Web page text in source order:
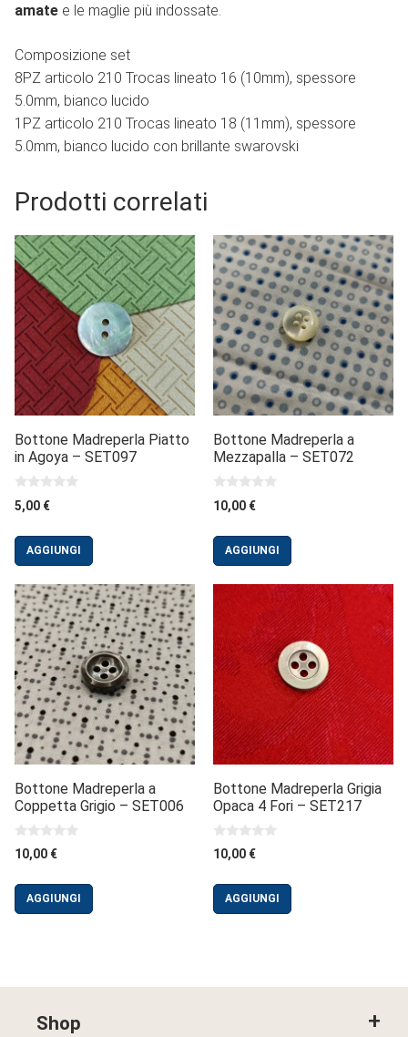
amate e le maglie più indossate.
Composizione set
8PZ articolo 210 Trocas lineato 16 (10mm), spessore
5.0mm, bianco lucido
1PZ articolo 210 Trocas lineato 18 (11mm), spessore
5.0mm, bianco lucido con brillante swarovski
Prodotti correlati
Bottone Madreperla Piatto
in Agoya – SET097
0
s
5
5,00 €
AGGIUNGI
Bottone Madreperla a
Mezzapalla – SET072
0
s
5
10,00 €
AGGIUNGI
Bottone Madreperla a
Coppetta Grigio – SET006
0
s
5
10,00 €
AGGIUNGI
Bottone Madreperla Grigia
Opaca 4 Fori – SET217
0
s
5
10,00 €
AGGIUNGI
Shop